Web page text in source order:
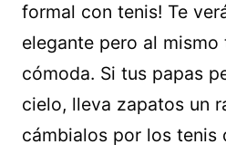
formal con tenis! Te
elegante pero al
cómoda. Si tus papas
cielo, lleva zapatos un
cámbialos por los tenis